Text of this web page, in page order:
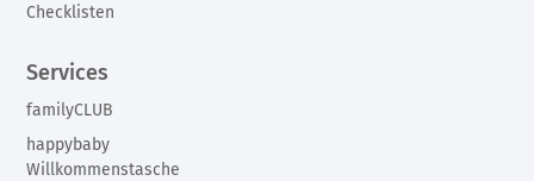
Checklisten
Services
familyCLUB
happybaby
Willkommenstasche